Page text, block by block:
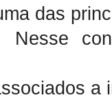
das
Nesse